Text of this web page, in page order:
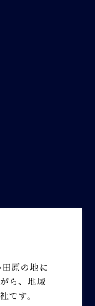
原の地に
ら、地域
です。